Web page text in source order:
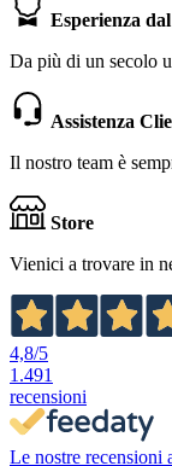
Esperienza
Da più di un secolo
Assistenza
Il nostro team è
Store
Vienici a trovare in
4,8/5
1.491
recensioni
Le nostre recensioni